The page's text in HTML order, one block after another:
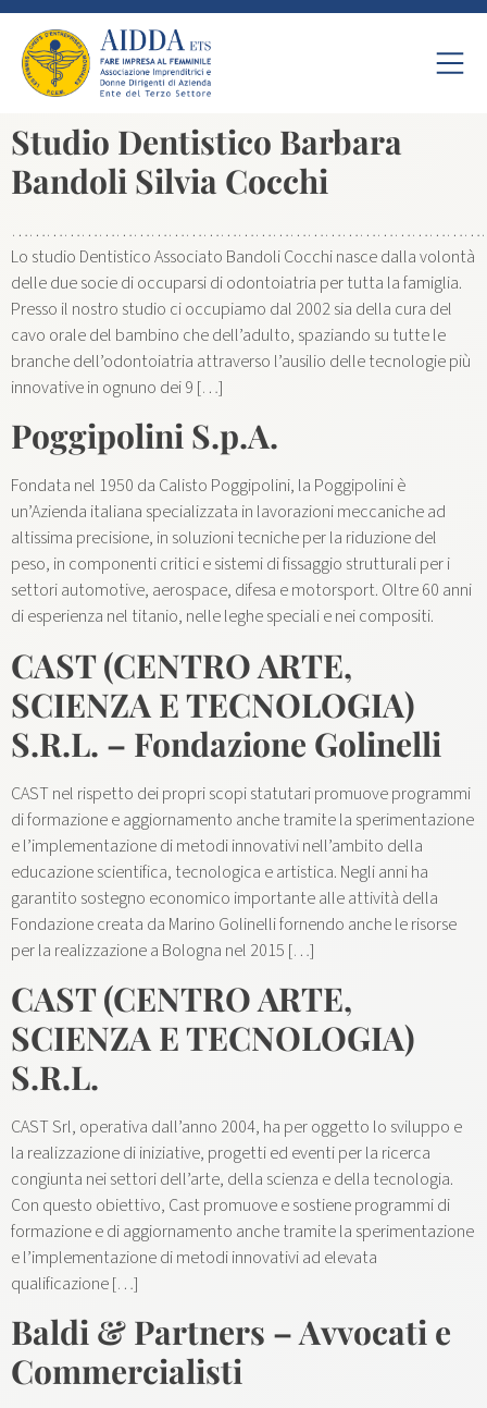
Studio Dentistico Barbara
Bandoli Silvia Cocchi
Lo studio Dentistico Associato Bandoli Cocchi nasce dalla volontà
delle due socie di occuparsi di odontoiatria per tutta la famiglia.
Presso il nostro studio ci occupiamo dal 2002 sia della cura del
cavo orale del bambino che dell’adulto, spaziando su tutte le
branche dell’odontoiatria attraverso l’ausilio delle tecnologie più
innovative in ognuno dei 9 […]
Poggipolini S.p.A.
Fondata nel 1950 da Calisto Poggipolini, la Poggipolini è
un’Azienda italiana specializzata in lavorazioni meccaniche ad
altissima precisione, in soluzioni tecniche per la riduzione del
peso, in componenti critici e sistemi di fissaggio strutturali per i
settori automotive, aerospace, difesa e motorsport. Oltre 60 anni
di esperienza nel titanio, nelle leghe speciali e nei compositi.
CAST (CENTRO ARTE,
SCIENZA E TECNOLOGIA)
S.R.L. – Fondazione Golinelli
CAST nel rispetto dei propri scopi statutari promuove programmi
di formazione e aggiornamento anche tramite la sperimentazione
e l’implementazione di metodi innovativi nell’ambito della
educazione scientifica, tecnologica e artistica. Negli anni ha
garantito sostegno economico importante alle attività della
Fondazione creata da Marino Golinelli fornendo anche le risorse
per la realizzazione a Bologna nel 2015 […]
CAST (CENTRO ARTE,
SCIENZA E TECNOLOGIA)
S.R.L.
CAST Srl, operativa dall’anno 2004, ha per oggetto lo sviluppo e
la realizzazione di iniziative, progetti ed eventi per la ricerca
congiunta nei settori dell’arte, della scienza e della tecnologia.
Con questo obiettivo, Cast promuove e sostiene programmi di
formazione e di aggiornamento anche tramite la sperimentazione
e l’implementazione di metodi innovativi ad elevata
qualificazione […]
Baldi & Partners – Avvocati e
Commercialisti